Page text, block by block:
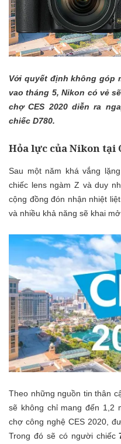
Với quyết định không góp
vao tháng 5, Nikon có vẻ
chợ CES 2020 diễn ra
chiếc D780.
Hỏa lực của Nikon tại
Sau một năm khá vắng
chiếc lens ngàm Z và duy
cộng đồng đón nhận nhiệt
và nhiều khả năng sẽ khai
Theo những nguồn tin thân
sẽ không chỉ mang đến 1,2
chợ công nghệ CES 2020,
Trong đó sẽ có người chiếc